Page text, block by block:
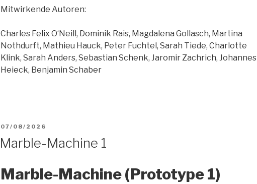
Mitwirkende Autoren:
Charles Felix O‘Neill, Dominik Rais, Magdalena Gollasch, Martina
Nothdurft, Mathieu Hauck, Peter Fuchtel, Sarah Tiede, Charlotte
Klink, Sarah Anders, Sebastian Schenk, Jaromir Zachrich, Johannes
Heieck, Benjamin Schaber
VERÖFFENTLICHT
AM
07/08/2026
Marble-Machine 1
Marble-Machine (Prototype 1)